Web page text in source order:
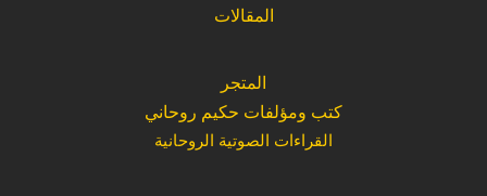
المقالات
المتجر
كتب ومؤلفات حكيم روحاني
القراءات الصوتية الروحانية